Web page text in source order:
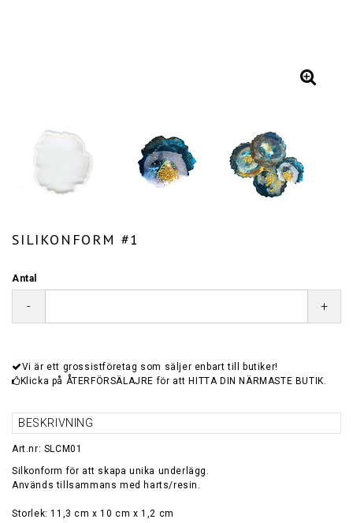
SILIKONFORM #1
Antal
- +
Vi är ett grossistföretag som säljer enbart till butiker!
Klicka på ÅTERFÖRSÄLAJRE för att HITTA DIN NÄRMASTE BUTIK.
BESKRIVNING
Art.nr: SLCM01
Silkonform för att skapa unika underlägg.
Används tillsammans med harts/resin.
Storlek: 11,3 cm x 10 cm x 1,2 cm